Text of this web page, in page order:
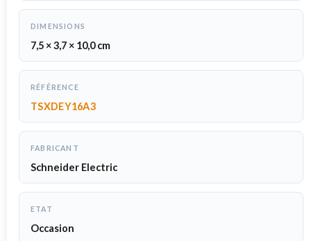
DIMENSIONS
7,5 × 3,7 × 10,0 cm
RÉFÉRENCE
TSXDEY16A3
FABRICANT
Schneider Electric
ETAT
Occasion